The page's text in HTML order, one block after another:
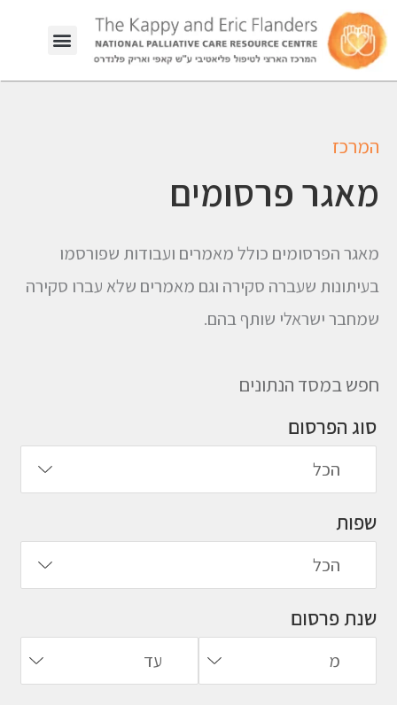
המרכז
מאגר פרסומים
מאגר הפרסומים כולל מאמרים ועבודות שפורסמו
בעיתונות שעברה סקירה וגם מאמרים שלא עברו סקירה
שמחבר ישראלי שותף בהם.
חפש במסד הנתונים
סוג הפרסום
שפות
שנת פרסום